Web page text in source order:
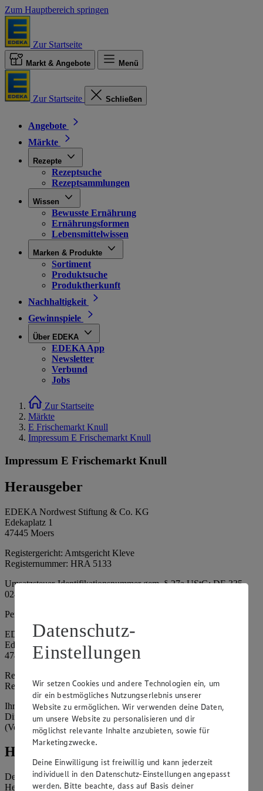
Zum Hauptbereich springen
Zur Startseite
Markt & Angebote Menü
Zur Startseite Schließen
Angebote
Märkte
Rezepte
Rezeptsuche
Rezeptsammlungen
Wissen
Bewusste Ernährung
Ernährungsformen
Lebensmittelwissen
Marken & Produkte
Sortiment
Produktsuche
Produktherkunft
Nachhaltigkeit
Gewinnspiele
Über EDEKA
EDEKA App
Newsletter
Verbund
Jobs
Zur Startseite
Märkte
E Frischemarkt Knull
Impressum E Frischemarkt Knull
Impressum E Frischemarkt Knull
Herausgeber
EDEKA Nordwest Stiftung & Co. KG
Edekaplatz 1
47445 Moers
Registergericht: Amtsgericht Kleve
Registernummer: HRA 5133
Umsatzsteuer-Identifikationsnummer gem. § 27a UStG: DE 335
024 695
Persönlich haftende Gesellschafterin:
EDEKA Nordwest Handelsstiftung e. K.
Edekaplatz 1
47445 Moers
Registergericht: Amtsgericht Kleve
Registernummer: HRA 5132
Ihrerseits vertreten durch: Frank Breuer (Vorstandsvorsitzender),
Dirk Neuhaus (Vorstandsvorsitzender), Peter Wagener
(Vorstandsvorsitzender)
Hinweise
Der Inhalt dieser Website ist urheberrechtlich geschützt. Der
Herausgeber gewährt Ihnen jedoch das Recht, den auf dieser
Datenschutz-
Einstellungen
Wir setzen Cookies und andere Technologien ein, um
dir ein bestmögliches Nutzungserlebnis unserer
Website zu ermöglichen. Wir verwenden deine Daten,
um unsere Website zu personalisieren und dir
möglichst relevante Inhalte anzubieten, sowie für
Marketingzwecke.
Deine Einwilligung ist freiwillig und kann jederzeit
individuell in den Datenschutz-Einstellungen angepasst
werden. Bitte beachte, dass auf Basis deiner